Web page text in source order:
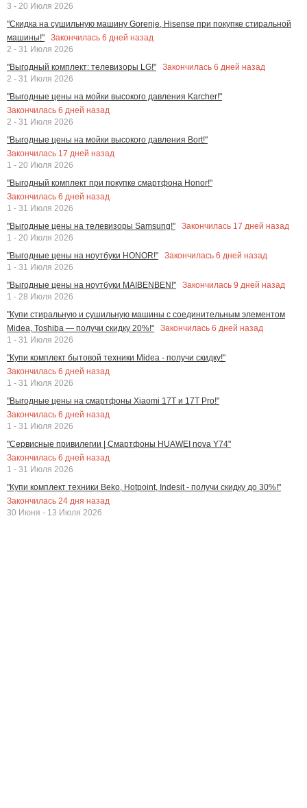
3 - 20 Июля 2026
"Скидка на сушильную машину Gorenje, Hisense при покупке стиральной
машины!"
Закончилась 6 дней назад
2 - 31 Июля 2026
"Выгодный комплект: телевизоры LG!"
Закончилась 6 дней назад
2 - 31 Июля 2026
"Выгодные цены на мойки высокого давления Karcher!"
Закончилась 6 дней назад
2 - 31 Июля 2026
"Выгодные цены на мойки высокого давления Bort!"
Закончилась 17 дней назад
1 - 20 Июля 2026
"Выгодный комплект при покупке смартфона Honor!"
Закончилась 6 дней назад
1 - 31 Июля 2026
"Выгодные цены на телевизоры Samsung!"
Закончилась 17 дней назад
1 - 20 Июля 2026
"Выгодные цены на ноутбуки HONOR!"
Закончилась 6 дней назад
1 - 31 Июля 2026
"Выгодные цены на ноутбуки MAIBENBEN!"
Закончилась 9 дней назад
1 - 28 Июля 2026
"Купи стиральную и сушильную машины с соединительным элементом
Midea, Toshiba — получи скидку 20%!"
Закончилась 6 дней назад
1 - 31 Июля 2026
"Купи комплект бытовой техники Midea - получи скидку!"
Закончилась 6 дней назад
1 - 31 Июля 2026
"Выгодные цены на смартфоны Xiaomi 17T и 17T Pro!"
Закончилась 6 дней назад
1 - 31 Июля 2026
"Сервисные привилегии | Смартфоны HUAWEI nova Y74"
Закончилась 6 дней назад
1 - 31 Июля 2026
"Купи комплект техники Beko, Hotpoint, Indesit - получи скидку до 30%!"
Закончилась 24 дня назад
30 Июня - 13 Июля 2026